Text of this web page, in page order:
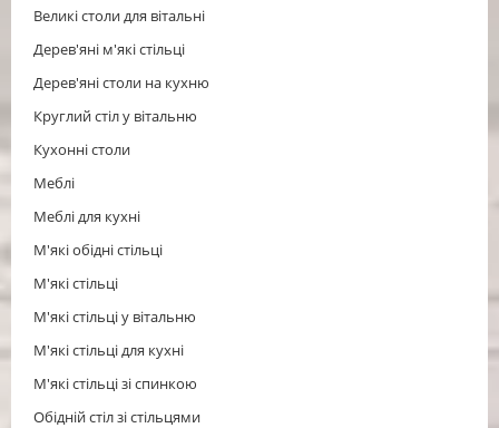
Великі столи для вітальні
Дерев'яні м'які стільці
Дерев'яні столи на кухню
Круглий стіл у вітальню
Кухонні столи
Меблі
Меблі для кухні
М'які обідні стільці
М'які стільці
М'які стільці у вітальню
М'які стільці для кухні
М'які стільці зі спинкою
Обідній стіл зі стільцями